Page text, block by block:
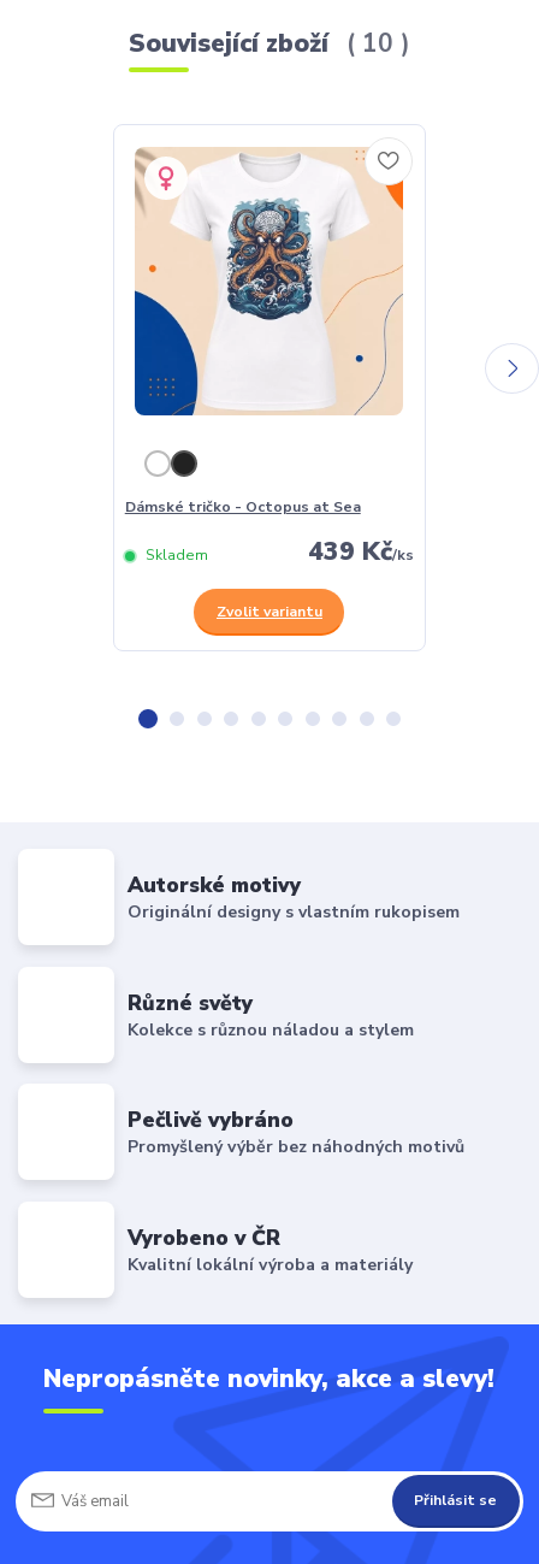
Související zboží 10
Dámské tričko - Octopus at Sea
439 Kč/ks
Skladem
Zvolit variantu
Autorské motivy
Originální designy s vlastním rukopisem
Různé světy
Kolekce s různou náladou a stylem
Pečlivě vybráno
Promyšlený výběr bez náhodných motivů
Vyrobeno v ČR
Kvalitní lokální výroba a materiály
Nepropásněte novinky, akce a slevy!
Přihlásit se